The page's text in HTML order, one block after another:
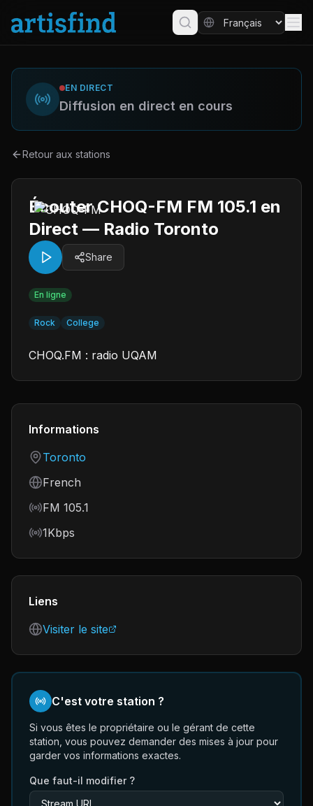
EN DIRECT
Diffusion en direct en cours
Retour aux stations
Écouter CHOQ-FM FM 105.1 en
Direct — Radio Toronto
Share
En ligne
Rock College
CHOQ.FM : radio UQAM
Informations
Country
Toronto
Language
French
Frequency
FM 105.1
Bitrate
1Kbps
Liens
Visiter le site
C'est votre station ?
Si vous êtes le propriétaire ou le gérant de cette
station, vous pouvez demander des mises à jour pour
garder vos informations exactes.
Que faut-il modifier ?